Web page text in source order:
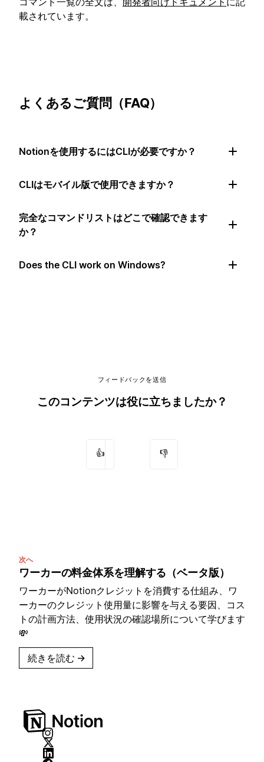
載されています。
よくあるご質問（FAQ）
Notionを使用するにはCLIが必要ですか？
CLIはモバイル版で使用できますか？
完全なコマンドリストはどこで確認できます
か？
Does the CLI work on Windows?
フィードバックを送信
このコンテンツは役に立ちましたか？
👍 👎
次へ
ワーカーの料金体系を理解する（ベータ版）
ワーカーがNotionクレジットを消費する仕組み、ワ
ーカーのクレジット使用量に影響を与える要因、コス
トの計画方法、使用状況の確認場所について学びます
💸
続きを読む →